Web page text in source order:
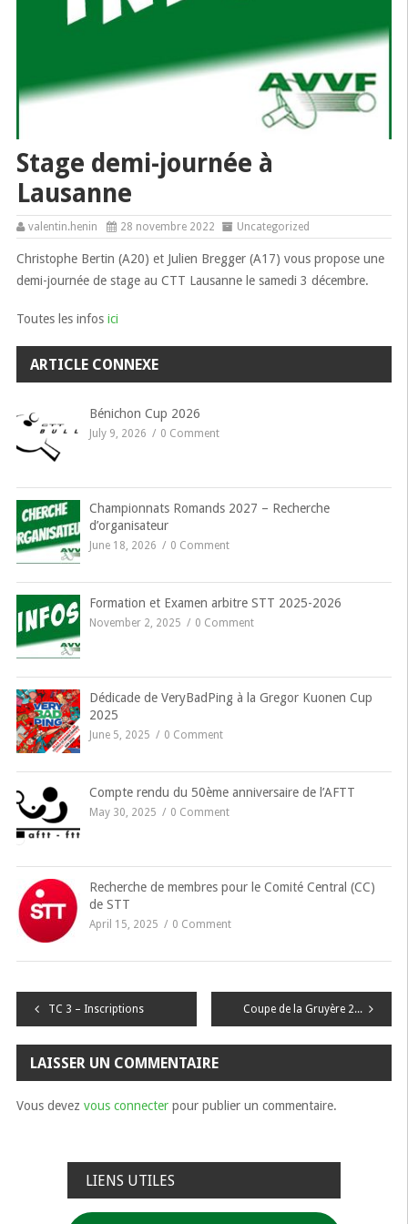
Stage demi-journée à
Lausanne
valentin.henin 28 novembre 2022 Uncategorized
Christophe Bertin (A20) et Julien Bregger (A17) vous propose une
demi-journée de stage au CTT Lausanne le samedi 3 décembre.
Toutes les infos ici
ARTICLE CONNEXE
Bénichon Cup 2026
July 9, 2026 0 Comment
Championnats Romands 2027 – Recherche
d’organisateur
June 18, 2026 0 Comment
Formation et Examen arbitre STT 2025-2026
November 2, 2025 0 Comment
Dédicade de VeryBadPing à la Gregor Kuonen Cup
2025
June 5, 2025 0 Comment
Compte rendu du 50ème anniversaire de l’AFTT
May 30, 2025 0 Comment
Recherche de membres pour le Comité Central (CC)
de STT
April 15, 2025 0 Comment
Navigation
de
l’article
TC 3 – Inscriptions Coupe de la Gruyère 2023
LAISSER UN COMMENTAIRE
Vous devez vous connecterpour publier un commentaire.
LIENS UTILES